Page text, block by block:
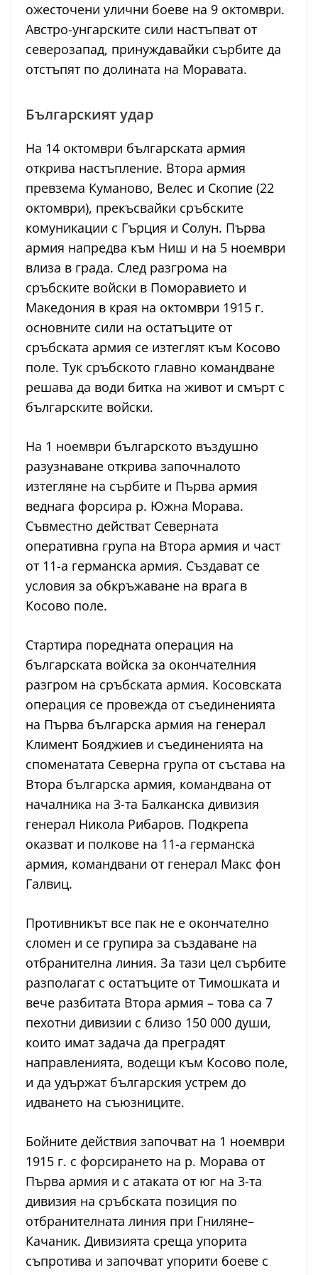
ожесточени улични боеве на 9 октомври.
Австро-унгарските сили настъпват от
северозапад, принуждавайки сърбите да
отстъпят по долината на Моравата.
Българският удар
На 14 октомври българската армия
открива настъпление. Втора армия
превзема Куманово, Велес и Скопие (22
октомври), прекъсвайки сръбските
комуникации с Гърция и Солун. Първа
армия напредва към Ниш и на 5 ноември
влиза в града. След разгрома на
сръбските войски в Поморавието и
Македония в края на октомври 1915 г.
основните сили на остатъците от
сръбската армия се изтеглят към Косово
поле. Тук сръбското главно командване
решава да води битка на живот и смърт с
българските войски.
На 1 ноември българското въздушно
разузнаване открива започналото
изтегляне на сърбите и Първа армия
веднага форсира р. Южна Морава.
Съвместно действат Северната
оперативна група на Втора армия и част
от 11-а германска армия. Създават се
условия за обкръжаване на врага в
Косово поле.
Стартира поредната операция на
българската войска за окончателния
разгром на сръбската армия. Косовската
операция се провежда от съединенията
на Първа българска армия на генерал
Климент Бояджиев и съединенията на
споменатата Северна група от състава на
Втора българска армия, командвана от
началника на 3-та Балканска дивизия
генерал Никола Рибаров. Подкрепа
оказват и полкове на 11-а германска
армия, командвани от генерал Макс фон
Галвиц.
Противникът все пак не е окончателно
сломен и се групира за създаване на
отбранителна линия. За тази цел сърбите
разполагат с остатъците от Тимошката и
вече разбитата Втора армия – това са 7
пехотни дивизии с близо 150 000 души,
които имат задача да преградят
направленията, водещи към Косово поле,
и да удържат българския устрем до
идването на съюзниците.
Бойните действия започват на 1 ноември
1915 г. с форсирането на р. Морава от
Първа армия и с атаката от юг на 3-та
дивизия на сръбската позиция по
отбранителната линия при Гниляне–
Качаник. Дивизията среща упорита
съпротива и започват упорити боеве с